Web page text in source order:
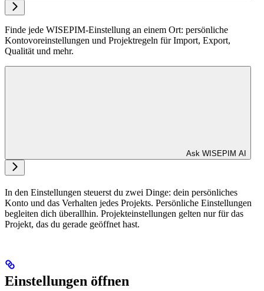
Finde jede WISEPIM-Einstellung an einem Ort: persönliche
Kontovoreinstellungen und Projektregeln für Import, Export,
Qualität und mehr.
Ask WISEPIM AI
In den Einstellungen steuerst du zwei Dinge: dein persönliches
Konto und das Verhalten jedes Projekts. Persönliche Einstellungen
begleiten dich überallhin. Projekteinstellungen gelten nur für das
Projekt, das du gerade geöffnet hast.
Einstellungen öffnen